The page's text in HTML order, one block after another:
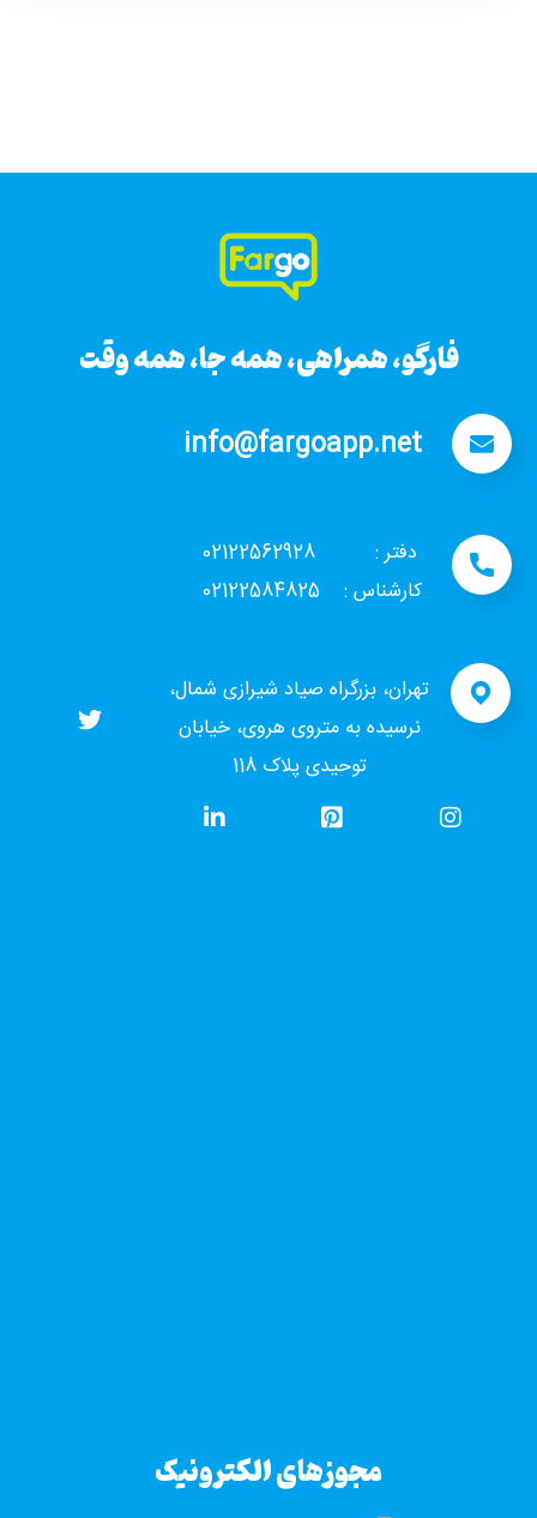
فارگو، همراهی، همه جا، همه وقت
info@fargoapp.net
دفتر : 02122562928
کارشناس : 02122584825
تهران، بزرگراه صیاد شیرازی شمال،
نرسیده به متروی هروی، خیابان
توحیدی پلاک 118
مجوزهای الکترونیک